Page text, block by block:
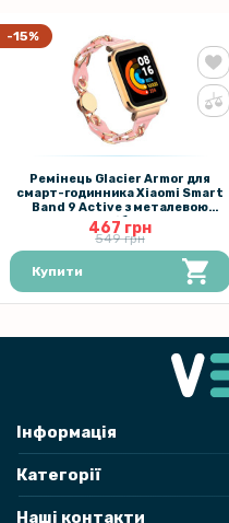
-15%
Ремінець Glacier Armor для
смарт-годинника Xiaomi Smart
Band 9 Active з металевою
застібкою
467 грн
549 грн
Купити
Інформація
Категорії
Наші контакти